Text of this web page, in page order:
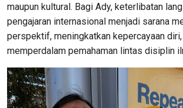
maupun kultural. Bagi Ady, keterlibatan
pengajaran internasional menjadi sarana
perspektif, meningkatkan kepercayaan
memperdalam pemahaman lintas disiplin